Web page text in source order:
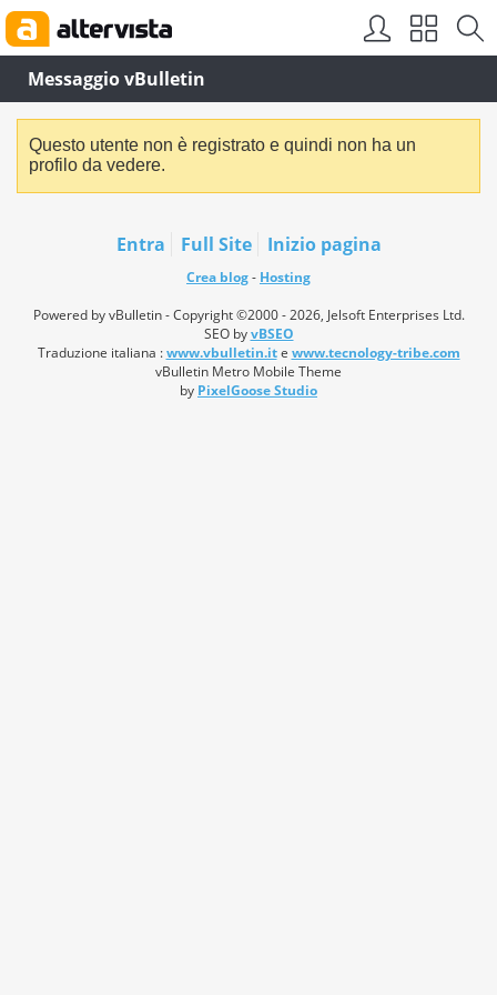
Messaggio vBulletin
Questo utente non è registrato e quindi non ha un
profilo da vedere.
Entra Full Site Inizio pagina
Crea blog- Hosting
Powered by vBulletin - Copyright ©2000 - 2026, Jelsoft Enterprises Ltd.
SEO byvBSEO
Traduzione italiana :www.vbulletin.ite www.tecnology-tribe.com
vBulletin Metro Mobile Theme
by PixelGoose Studio